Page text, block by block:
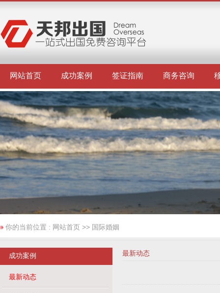
网站首页 成功案例 签证指南 商务咨询
你的当前位置 : 网站首页 >> 国际婚姻
成功案例
最新动态
最新动态